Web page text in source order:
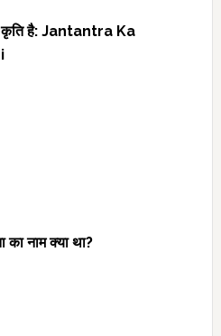
कृति है: Jantantra Ka
का नाम क्या था?